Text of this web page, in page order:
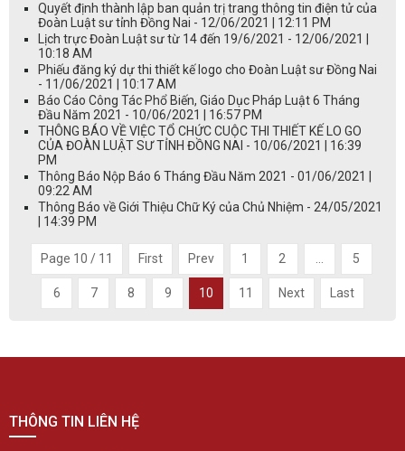
Quyết định thành lập ban quản trị trang thông tin điện tử của
Đoàn Luật sư tỉnh Đồng Nai - 12/06/2021 | 12:11 PM
Lịch trực Đoàn Luật sư từ 14 đến 19/6/2021 - 12/06/2021 |
10:18 AM
Phiếu đăng ký dự thi thiết kế logo cho Đoàn Luật sư Đồng Nai
- 11/06/2021 | 10:17 AM
Báo Cáo Công Tác Phổ Biến, Giáo Dục Pháp Luật 6 Tháng
Đầu Năm 2021 - 10/06/2021 | 16:57 PM
THÔNG BÁO VỀ VIỆC TỔ CHỨC CUỘC THI THIẾT KẾ LO GO
CỦA ĐOÀN LUẬT SƯ TỈNH ĐỒNG NAI - 10/06/2021 | 16:39
PM
Thông Báo Nộp Báo 6 Tháng Đầu Năm 2021 - 01/06/2021 |
09:22 AM
Thông Báo về Giới Thiệu Chữ Ký của Chủ Nhiệm - 24/05/2021
| 14:39 PM
Page 10 / 11 First Prev 1 2 5
6 7 8 9 10 11 Next Last
THÔNG TIN LIÊN HỆ